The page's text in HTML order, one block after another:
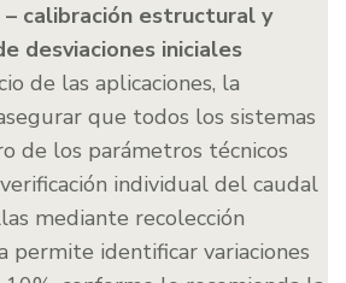
– calibración estructural y
desviaciones iniciales
de las aplicaciones, la
que todos los sistemas
de los parámetros técnicos
individual del caudal
mediante recolección
permite identificar variaciones